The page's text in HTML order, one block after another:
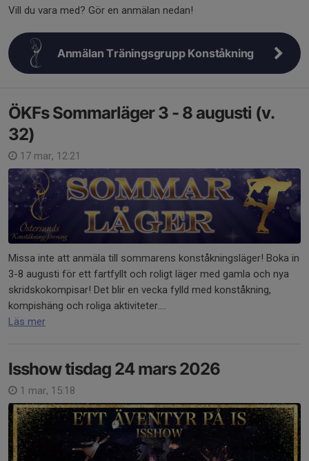
Vill du vara med? Gör en anmälan nedan!
Anmälan Träningsgrupp Konståkning
ÖKFs Sommarläger 3 - 8 augusti (v.
32)
17 mar, 12:21
Missa inte att anmäla till sommarens konståkningsläger! Boka in
3-8 augusti för ett fartfyllt och roligt läger med gamla och nya
skridskokompisar! Det blir en vecka fylld med konståkning,
kompishäng och roliga aktiviteter....
Läs mer
Isshow tisdag 24 mars 2026
1 mar, 15:18